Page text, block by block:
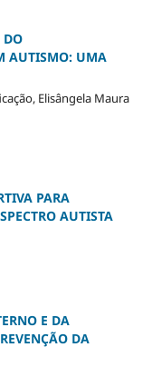
DO
AUTISMO: UMA
Elisângela Maura
PARA
AUTISTA
E DA
DA